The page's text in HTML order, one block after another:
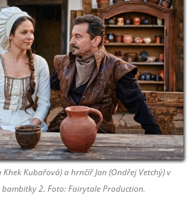
Khek Kubařová) a hrnčíř Jan (Ondřej Vetchý) v
2. Foto: Fairytale Production.